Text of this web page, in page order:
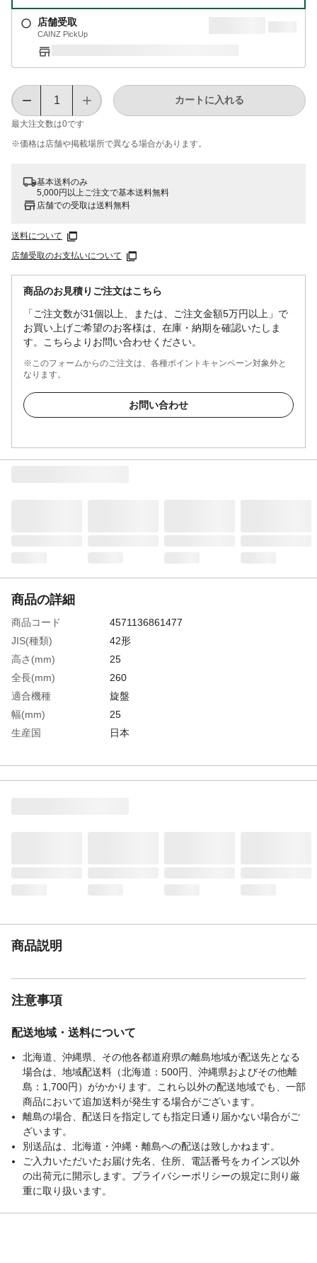
店舗受取
CAINZ PickUp
最大注文数は0です
カートに入れる
※価格は​店舗や​掲載場所で​異なる​場合が​あります。
基本送料のみ
5,000円以上ご注文で基本送料無料
店舗での受取は送料無料
送料について
店舗受取のお支払いについて
商品のお見積りご注文はこちら
「ご注文数が31個以上、または、ご注文金額5万円以上」で
お買い上げご希望のお客様は、在庫・納期を確認いたしま
す。こちらよりお問い合わせください。
※このフォームからのご注文は、各種ポイントキャンペーン対象外と
なります。
お問い合わせ
商品の詳細
商品コード
4571136861477
JIS(種類)
42形
高さ(mm)
25
全長(mm)
260
適合機種
旋盤
幅(mm)
25
生産国
日本
材質1
シャンク:機械構造用炭素鋼
商品説明
注意事項
配送地域・送料について
北海道、沖縄県、その他各都道府県の離島地域が配送先となる
場合は、地域配送料（北海道：500円、沖縄県およびその他離
島：1,700円）がかかります。これら以外の配送地域でも、一部
商品において追加送料が発生する場合がございます。
離島の場合、配送日を指定しても指定日通り届かない場合がご
ざいます。
別送品は、北海道・沖縄・離島への配送は致しかねます。
ご入力いただいたお届け先名、住所、電話番号をカインズ以外
の出荷元に開示します。プライバシーポリシーの規定に則り厳
重に取り扱います。